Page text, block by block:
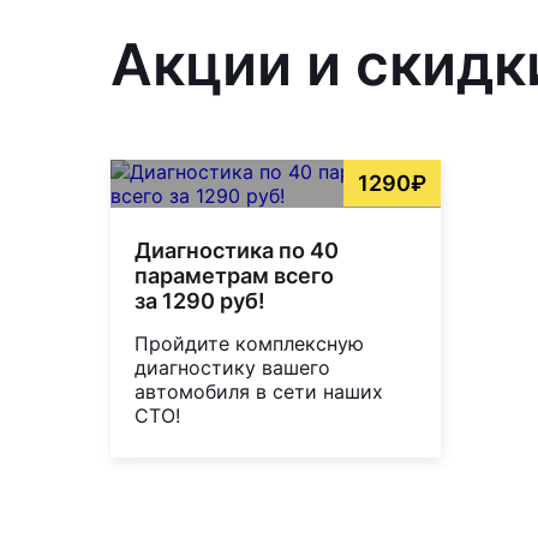
Акции и
1290₽
Диагностика по 40
параметрам всего
за 1290 руб!
Пройдите комплексную
диагностику вашего
автомобиля в сети наших
СТО!